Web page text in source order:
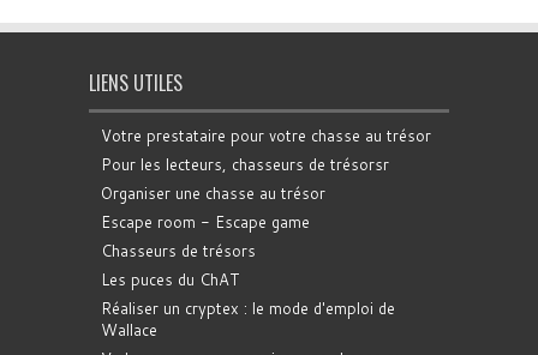
LIENS UTILES
Votre prestataire pour votre chasse au trésor
Pour les lecteurs, chasseurs de trésorsr
Organiser une chasse au trésor
Escape room - Escape game
Chasseurs de trésors
Les puces du ChAT
Réaliser un cryptex : le mode d'emploi de
Wallace